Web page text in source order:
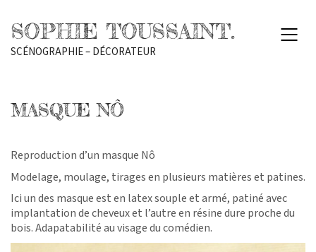
SOPHIE TOUSSAINT.
SCÉNOGRAPHIE – DÉCORATEUR
MASQUE NÔ
Reproduction d’un masque Nô
Modelage, moulage, tirages en plusieurs matières et patines.
Ici un des masque est en latex souple et armé, patiné avec
implantation de cheveux et l’autre en résine dure proche du
bois. Adapatabilité au visage du comédien.